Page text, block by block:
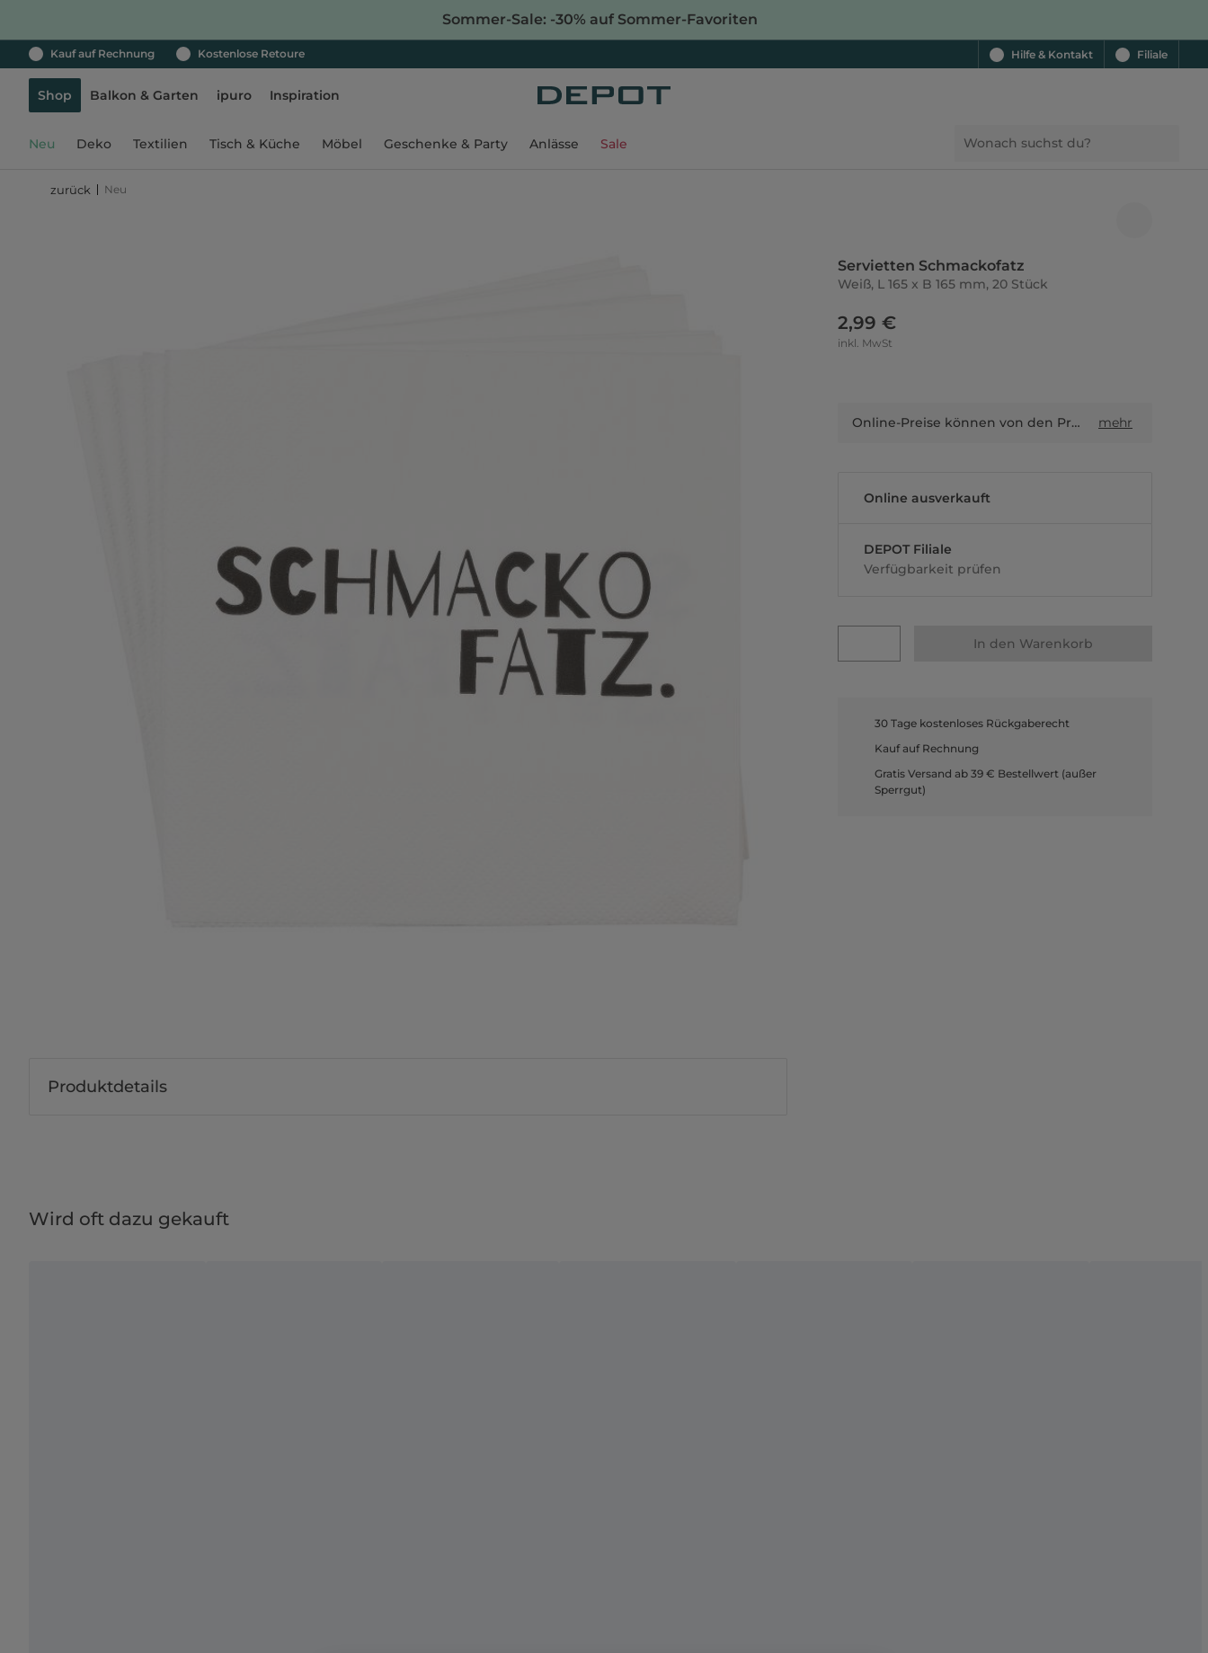
Sommer-Sale: -30% auf Sommer-Favoriten
Kauf auf Rechnung Kostenlose Retoure Hilfe & Kontakt Filiale
Shop Balkon & Garten ipuro Inspiration
Neu Deko Textilien Tisch & Küche Möbel Geschenke & Party Anlässe Sale
zurück Neu
Servietten Schmackofatz
Weiß, L 165 x B 165 mm, 20 Stück
2,99 €
inkl. MwSt
Online-Preise können von den Preisen in Filialen sowie Shop-in-Shop-Flächen abweichen. mehr
Online ausverkauft
DEPOT Filiale
Verfügbarkeit prüfen
In den Warenkorb
30 Tage kostenloses Rückgaberecht
Kauf auf Rechnung
Gratis Versand ab 39 € Bestellwert (außer
Sperrgut)
Produktdetails
Wird oft dazu gekauft